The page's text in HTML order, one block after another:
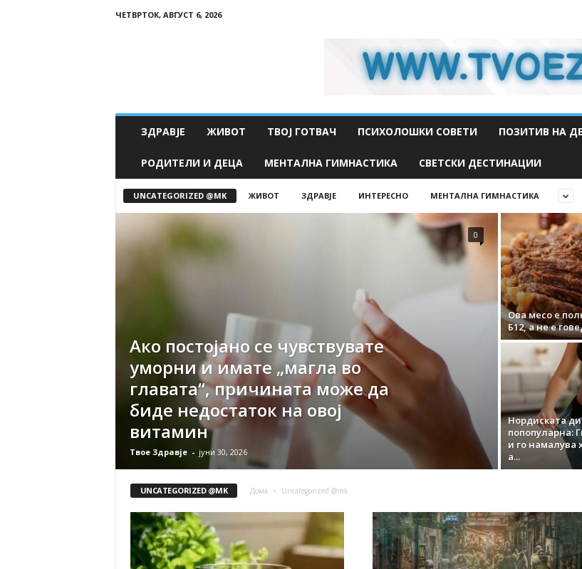
ЧЕТВРТОК, АВГУСТ 6, 2026
ЗДРАВЈЕ ЖИВОТ ТВОЈ ГОТВАЧ ПСИХОЛОШКИ СОВЕТИ ПОЗИТИВ НА
РОДИТЕЛИ И ДЕЦА МЕНТАЛНА ГИМНАСТИКА СВЕТСКИ ДЕСТИНАЦИИ
UNCATEGORIZED @MK ЖИВОТ ЗДРАВЈЕ ИНТЕРЕСНО МЕНТАЛНА ГИМНАСТИКА
Ако постојано се чувствувате
уморни и имате „магла во
главата“, причината може да
биде недостаток на овој
витамин
Твое Здравје - јуни 30, 2026
0
Ова месо е
Б12, а не е
Нордиската
попопуларна:
и го намалува
а...
UNCATEGORIZED @MK Дома Uncategorized @mk